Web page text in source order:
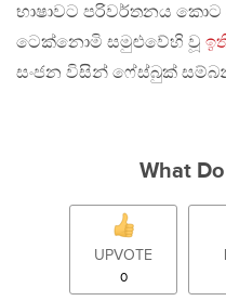
භාෂාවට පරිවර්තනය කොට
ටෙක්නොමි සමුළුවේහි වූ
සංජන විසින් ෆේස්බුක්
What
UPVOTE
0